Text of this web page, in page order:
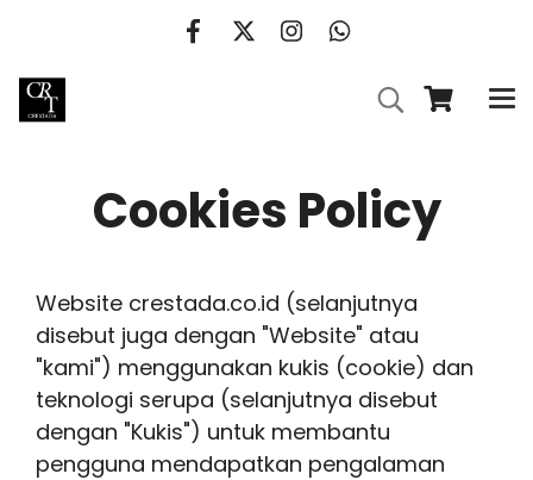
Cookies Policy
Website crestada.co.id (selanjutnya
disebut juga dengan "Website" atau
"kami") menggunakan kukis (cookie) dan
teknologi serupa (selanjutnya disebut
dengan "Kukis") untuk membantu
pengguna mendapatkan pengalaman